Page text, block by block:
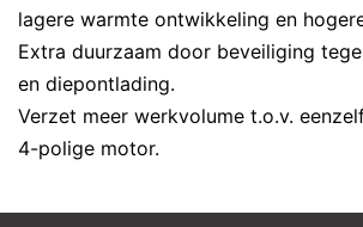
lagere warmte ontwikkeling en
Extra duurzaam door beveiliging
en diepontlading.
Verzet meer werkvolume t.o.v.
4-polige motor.